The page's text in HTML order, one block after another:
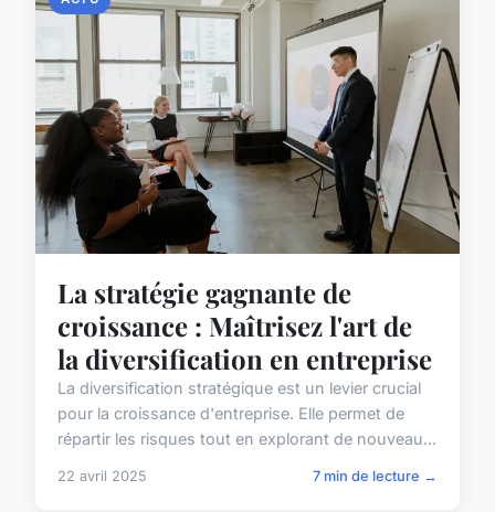
La stratégie gagnante de
croissance : Maîtrisez l'art de
la diversification en entreprise
La diversification stratégique est un levier crucial
pour la croissance d'entreprise. Elle permet de
répartir les risques tout en explorant de nouveau...
22 avril 2025 7 min de lecture →